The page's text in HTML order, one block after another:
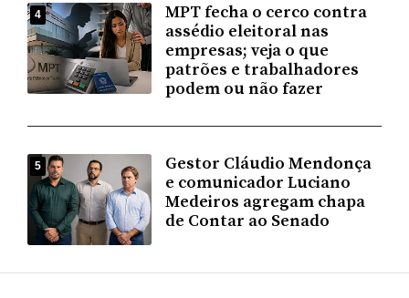
4
MPT fecha o cerco contra
assédio eleitoral nas
empresas; veja o que
patrões e trabalhadores
podem ou não fazer
5
Gestor Cláudio Mendonça
e comunicador Luciano
Medeiros agregam chapa
de Contar ao Senado